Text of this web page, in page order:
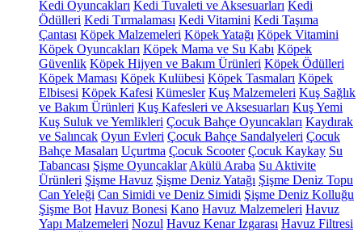
Kedi Oyuncakları Kedi Tuvaleti ve Aksesuarları Kedi
Ödülleri Kedi Tırmalaması Kedi Vitamini Kedi Taşıma
Çantası Köpek Malzemeleri Köpek Yatağı Köpek Vitamini
Köpek Oyuncakları Köpek Mama ve Su Kabı Köpek
Güvenlik Köpek Hijyen ve Bakım Ürünleri Köpek Ödülleri
Köpek Maması Köpek Kulübesi Köpek Tasmaları Köpek
Elbisesi Köpek Kafesi Kümesler Kuş Malzemeleri Kuş Sağlık
ve Bakım Ürünleri Kuş Kafesleri ve Aksesuarları Kuş Yemi
Kuş Suluk ve Yemlikleri Çocuk Bahçe Oyuncakları Kaydırak
ve Salıncak Oyun Evleri Çocuk Bahçe Sandalyeleri Çocuk
Bahçe Masaları Uçurtma Çocuk Scooter Çocuk Kaykay Su
Tabancası Şişme Oyuncaklar Akülü Araba Su Aktivite
Ürünleri Şişme Havuz Şişme Deniz Yatağı Şişme Deniz Topu
Can Yeleği Can Simidi ve Deniz Simidi Şişme Deniz Kolluğu
Şişme Bot Havuz Bonesi Kano Havuz Malzemeleri Havuz
Yapı Malzemeleri Nozul Havuz Kenar Izgarası Havuz Filtresi